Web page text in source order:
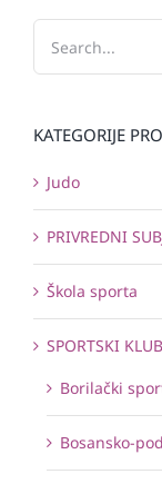
KATEGORIJE
Judo
PRIVREDNI
Škola sporta
SPORTSKI
Borilački
Bosansko-